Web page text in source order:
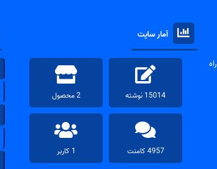
آمار سایت
15014 نوشته 2 محصول
4957 کامنت 1 کاربر